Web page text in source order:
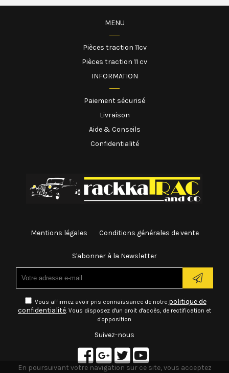
MENU
Pièces traction 11cv
Pièces traction 11 cv
INFORMATION
Paiement sécurisé
Livraison
Aide & Conseils
Confidentialité
Mentions légales Conditions générales de vente
S'abonner à la Newsletter
Vous affirmez avoir pris connaissance de notre politique de
confidentialité. Vous disposez d'un droit d'accès, de rectification et
d'opposition.
Suivez-nous
En poursuivant votre navigation sur ce site, vous acceptez